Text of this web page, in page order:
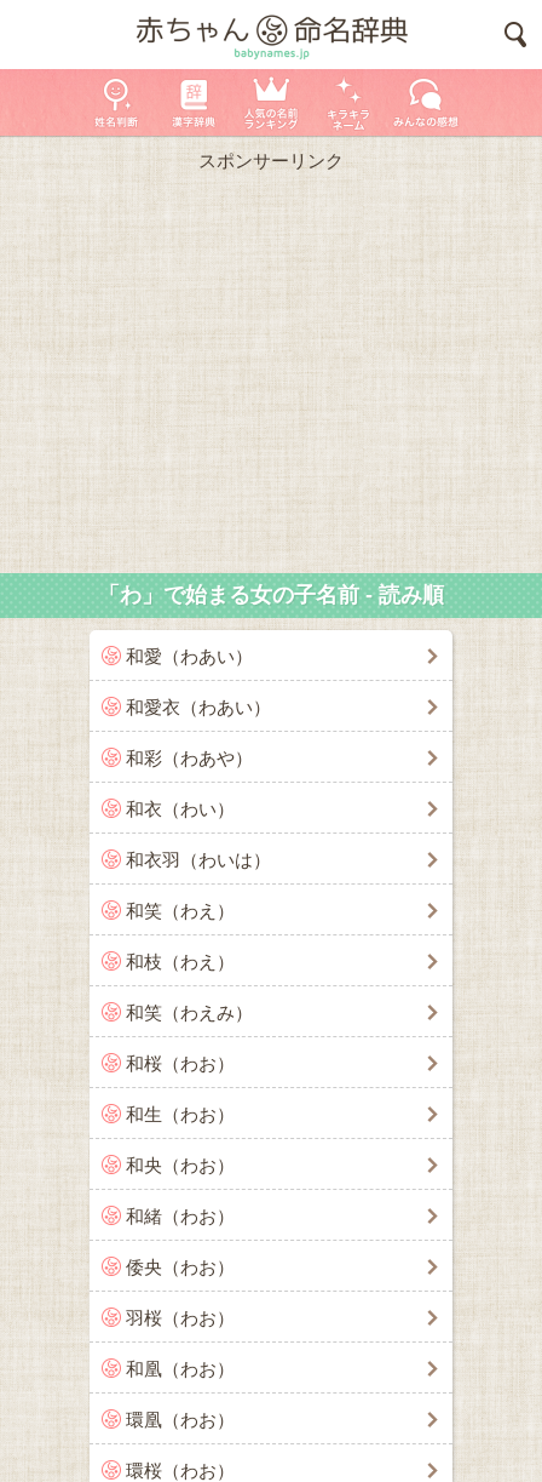
スポンサーリンク
「わ」で始まる女の子名前 - 読み順
和愛（わあい）
和愛衣（わあい）
和彩（わあや）
和衣（わい）
和衣羽（わいは）
和笑（わえ）
和枝（わえ）
和笑（わえみ）
和桜（わお）
和生（わお）
和央（わお）
和緒（わお）
倭央（わお）
羽桜（わお）
和凰（わお）
環凰（わお）
環桜（わお）